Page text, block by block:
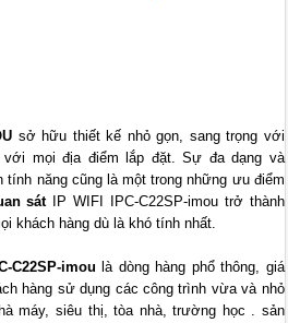
sở hữu thiết kế nhỏ gọn, sang trọng với
mọi địa điểm lắp đặt. Sự đa dạng và
tính năng cũng là một trong những ưu điểm
sátIP WIFI IPC-C22SP-imou trở thành
khách hàng dù là khó tính nhất.
C22SP-imou là dòng hàng phổ thông, giá
hàng sử dụng các công trình vừa và nhỏ
máy, siêu thị, tòa nhà, trường học . sản